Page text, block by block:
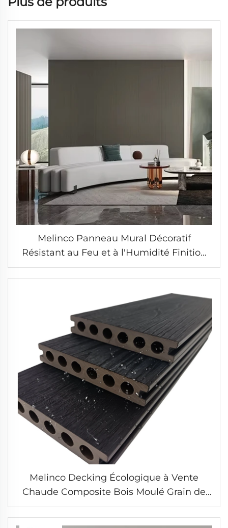
Melinco Panneau Mural Décoratif
Résistant au Feu et à l'Humidité Finition
Aspect Bois Installation Rapide pour Hôtel
Villa Bureau Bâtiment
Melinco Decking Écologique à Vente
Chaude Composite Bois Moulé Grain de
bois Installation Fine Rainures pour sol
Extérieur